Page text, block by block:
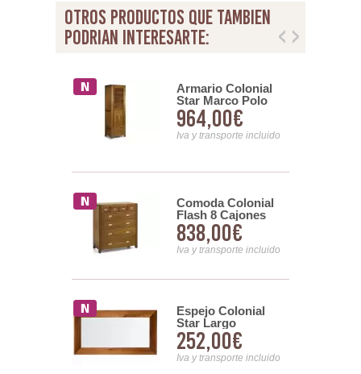
otros productos que tambien
podrian interesarte:
Armario Colonial
Star Marco Polo
Simple
964,00€
Iva y transporte incluido
Comoda Colonial
Flash 8 Cajones
838,00€
Iva y transporte incluido
Espejo Colonial
Star Largo
252,00€
Iva y transporte incluido